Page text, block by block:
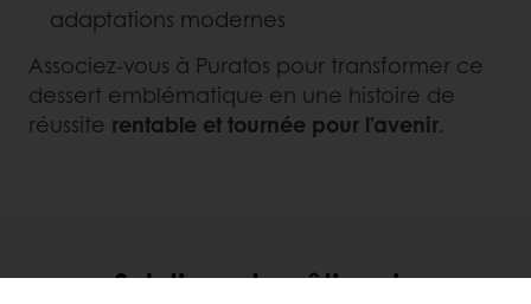
adaptations modernes
Associez-vous à Puratos pour transformer ce
dessert emblématique en une histoire de
réussite rentable et tournée pour l’avenir.
Solutions de pâtisserie